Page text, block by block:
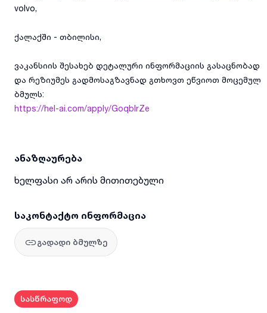
volvo,
ქალაქში - თბილისი,
ვაკანსიის შესახებ დეტალური ინფორმაციის გასაცნობად
და რეზიუმეს გადმოსაგზავნად გთხოვთ ეწვიოთ მოცემულ
ბმულს:
https://hel-ai.com/apply/GoqbIrZe
ანაზღაურება
ხელფასი არ არის მითითებული
საკონტაქტო ინფორმაცია
გადადი ბმულზე
სასწრაფოდ